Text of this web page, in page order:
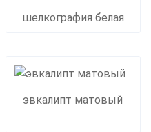
шелкография белая
эвкалипт матовый